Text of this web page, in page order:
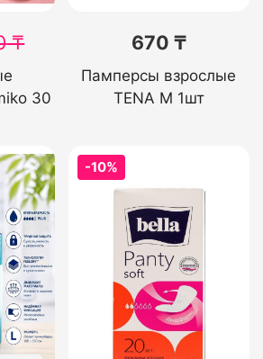
₸
30
670 ₸
Памперсы взрослые
TENA M 1шт
-10%